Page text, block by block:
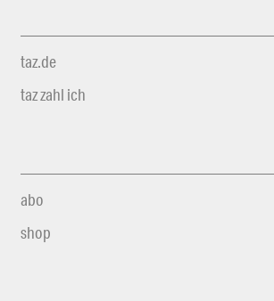
taz.de
taz zahl ich
abo
shop